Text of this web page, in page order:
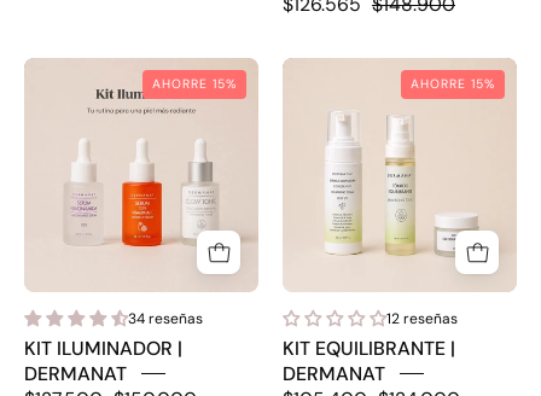
KIT
ILUMINADOR
|
DERMANAT
AHORRE 15%
34 reseñas
KIT ILUMINADOR |
DERMANAT
KIT
EQUILIBRANTE
|
DERMANAT
AHORRE 15%
12 reseñas
KIT EQUILIBRANTE |
DERMANAT